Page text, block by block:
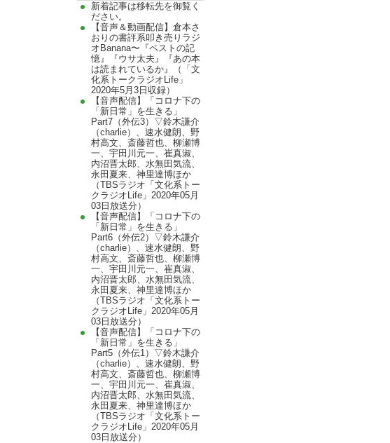
新着記事は移転先を御覧く
ださい。
【音声＆動画配信】倉本さ
おりの書評系叩き売りラジ
オBanana〜『ペストの記
憶』『ウサ太夫』『あの本
は読まれているか』（「文
化系トークラジオLife」
2020年5月3日収録）
【音声配信】「コロナ下の
「新日常」を生きる」
Part7（外伝3）▽鈴木謙介
（charlie）、速水健朗、野
村高文、斎藤哲也、柳瀬博
一、宇田川元一、崔真淑、
内沼晋太郎、水無田気流、
永田夏来、神里達博ほか
（TBSラジオ「文化系トー
クラジオLife」2020年05月
03日放送分）
【音声配信】「コロナ下の
「新日常」を生きる」
Part6（外伝2）▽鈴木謙介
（charlie）、速水健朗、野
村高文、斎藤哲也、柳瀬博
一、宇田川元一、崔真淑、
内沼晋太郎、水無田気流、
永田夏来、神里達博ほか
（TBSラジオ「文化系トー
クラジオLife」2020年05月
03日放送分）
【音声配信】「コロナ下の
「新日常」を生きる」
Part5（外伝1）▽鈴木謙介
（charlie）、速水健朗、野
村高文、斎藤哲也、柳瀬博
一、宇田川元一、崔真淑、
内沼晋太郎、水無田気流、
永田夏来、神里達博ほか
（TBSラジオ「文化系トー
クラジオLife」2020年05月
03日放送分）